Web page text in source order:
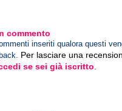
commento
inseriti qualora questi
Per lasciare una
se sei già iscritto